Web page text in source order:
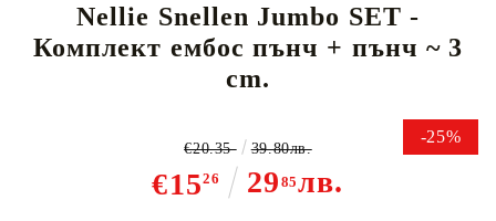
Nellie Snellen Jumbo SET -
Комплект ембос пънч + пънч ~ 3
cm.
-25%
€1526 29 85лв.
€20.35 39.80лв.